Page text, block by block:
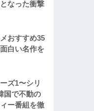
なった衝撃
おすすめ35
白い名作を
ズ1〜シリ
国で不動の
ー番組を徹